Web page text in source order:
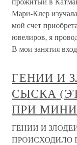
Мари-Клер изучала
мой счет
ювелиров, я
В мои занятия
ГЕНИИ И
СЫСКА
ПРИ
ГЕНИИ И
ПРОИСХОДИЛО